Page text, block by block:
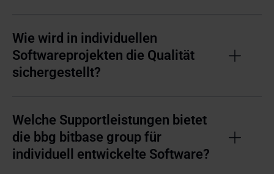
Wie wird in individuellen
Softwareprojekten die Qualität
sichergestellt?
Welche Supportleistungen bietet
die bbg bitbase group für
individuell entwickelte Software?